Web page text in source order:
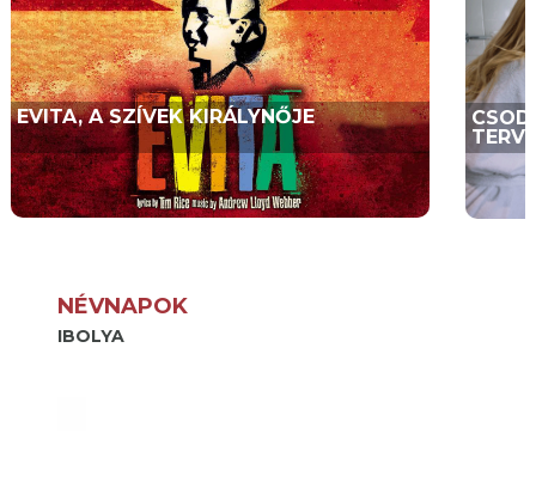
EVITA, A SZÍVEK KIRÁLYNŐJE
NÉVNAPOK
IBOLYA